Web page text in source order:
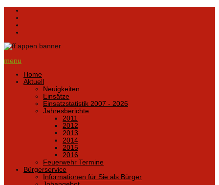
menu
Home
Aktuell
Neuigkeiten
Einsätze
Einsatzstatistik 2007 - 2026
Jahresberichte
2011
2012
2013
2014
2015
2016
Feuerwehr Termine
Bürgerservice
Informationen für Sie als Bürger